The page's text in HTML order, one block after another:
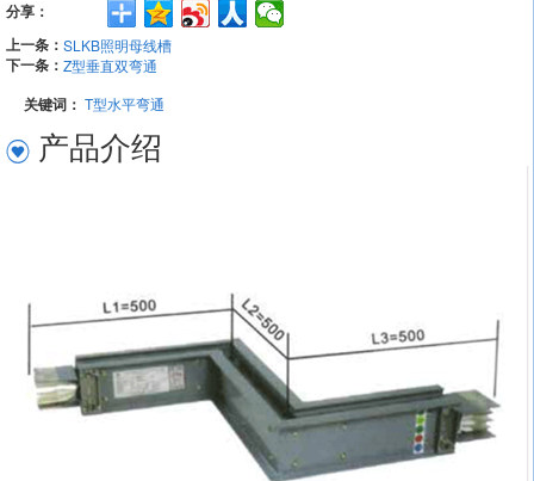
分享：
上一条： SLKB照明母线槽
下一条： Z型垂直双弯通
关键词： T型水平弯通
产品介绍